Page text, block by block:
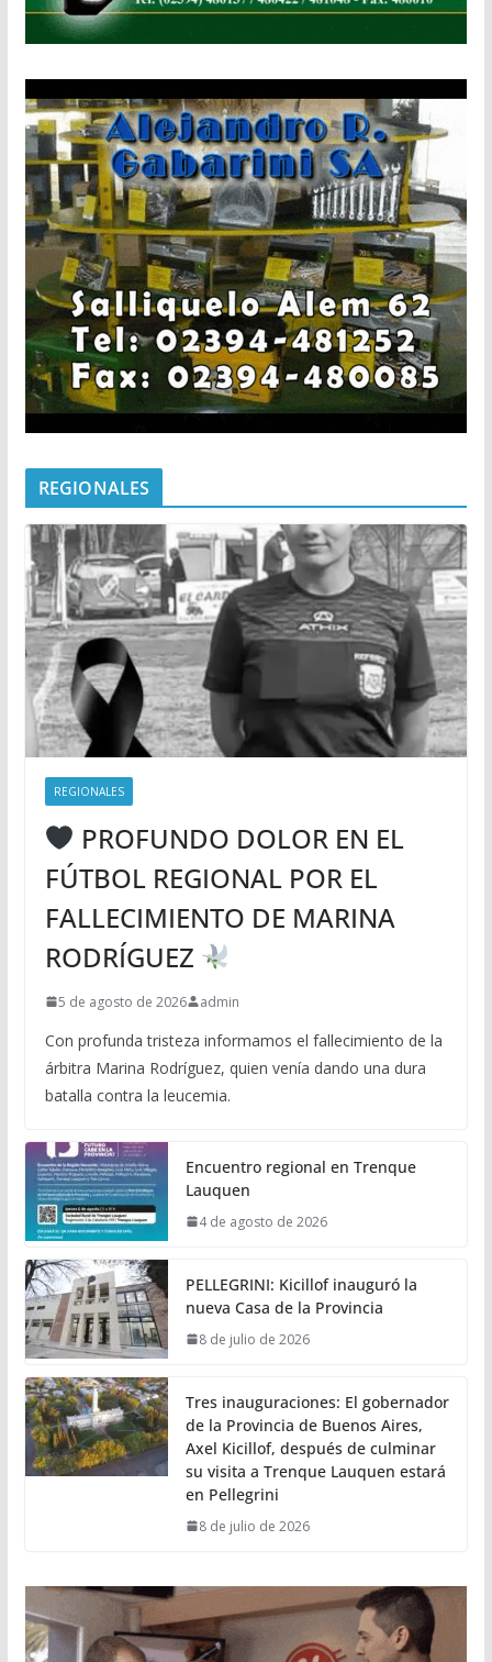
REGIONALES
REGIONALES
PROFUNDO DOLOR EN EL
FÚTBOL REGIONAL POR EL
FALLECIMIENTO DE MARINA
RODRÍGUEZ
5 de agosto de 2026 admin
Con profunda tristeza informamos el fallecimiento de la
árbitra Marina Rodríguez, quien venía dando una dura
batalla contra la leucemia.
Encuentro regional en Trenque
Lauquen
4 de agosto de 2026
PELLEGRINI: Kicillof inauguró la
nueva Casa de la Provincia
8 de julio de 2026
Tres inauguraciones: El gobernador
de la Provincia de Buenos Aires,
Axel Kicillof, después de culminar
su visita a Trenque Lauquen estará
en Pellegrini
8 de julio de 2026